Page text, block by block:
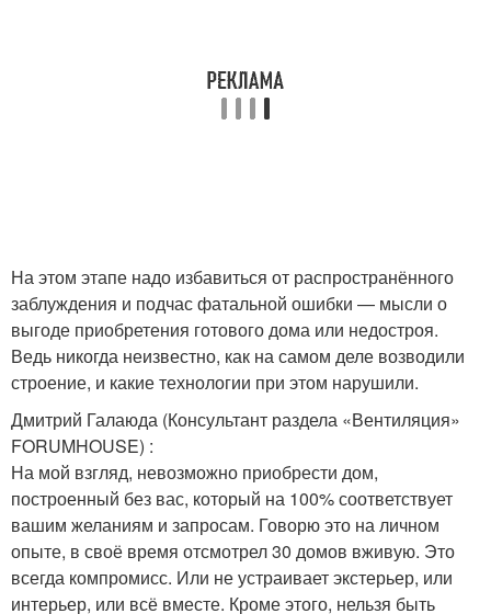
На этом этапе надо избавиться от распространённого
заблуждения и подчас фатальной ошибки — мысли о
выгоде приобретения готового дома или недостроя.
Ведь никогда неизвестно, как на самом деле возводили
строение, и какие технологии при этом нарушили.
Дмитрий Галаюда (Консультант раздела «Вентиляция»
FORUMHOUSE) :
На мой взгляд, невозможно приобрести дом,
построенный без вас, который на 100% соответствует
вашим желаниям и запросам. Говорю это на личном
опыте, в своё время отсмотрел 30 домов вживую. Это
всегда компромисс. Или не устраивает экстерьер, или
интерьер, или всё вместе. Кроме этого, нельзя быть